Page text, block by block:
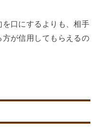
口にするよりも、相手
が信用してもらえるの